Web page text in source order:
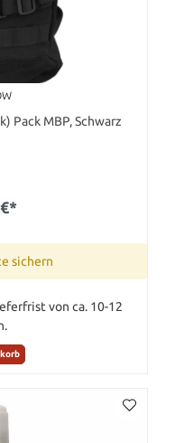
Pack MBP, Schwarz
sichern
von ca. 10-12